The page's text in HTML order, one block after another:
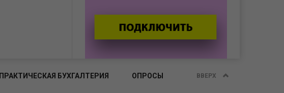
ПРАКТИЧЕСКАЯ БУХГАЛТЕРИЯ ОПРОСЫ ВВЕРХ